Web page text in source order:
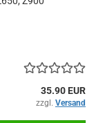
35.90 EUR
zzgl. Versand